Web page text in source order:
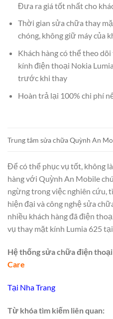
Đưa ra giá tốt nhất cho
Thời gian sửa chữa thay
chóng, không giữ máy của
Khách hàng có thể theo
kính điện thoại Nokia
trước khi thay
Hoàn trả lại 100% chi phí
Trung tâm sửa chữa Quỳnh An
Để có thể phục vụ tốt, không
hàng với Quỳnh An Mobile
ngừng trong việc nghiên cứu,
hiện đại và công nghệ sửa
nhiều khách hàng đã điện
vụ thay mặt kính Lumia 625
Hệ thống sửa chữa điện
Care
Tại Nha Trang
Từ khóa tìm kiếm liên quan: